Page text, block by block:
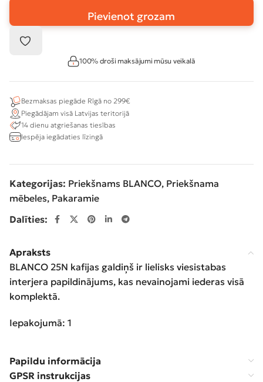
Pievienot grozam
100% droši maksājumi mūsu veikalā
Bezmaksas piegāde Rīgā no 299€
Piegādājam visā Latvijas teritorijā
14 dienu atgriešanas tiesības
Iespēja iegādaties līzingā
Kategorijas: Priekšnams BLANCO, Priekšnama
mēbeles, Pakaramie
Dalīties:
Apraksts
BLANCO 25N kafijas galdiņš ir lielisks viesistabas
interjera papildinājums, kas nevainojami iederas visā
komplektā.
Iepakojumā: 1
Papildu informācija
GPSR instrukcijas